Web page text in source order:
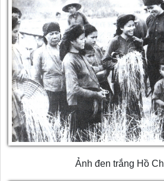
Ảnh đen trắng Hồ